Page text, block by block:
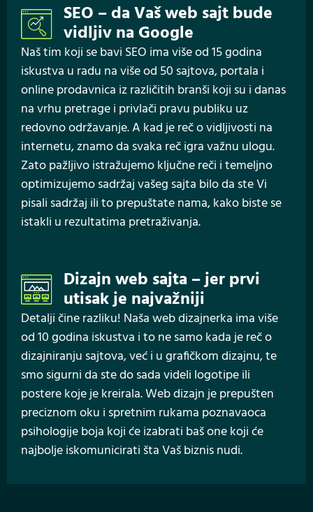
SEO – da Vaš web sajt bude
vidljiv na Google
Naš tim koji se bavi SEO ima više od 15 godina
iskustva u radu na više od 50 sajtova, portala i
online prodavnica iz različitih branši koji su i danas
na vrhu pretrage i privlači pravu publiku uz
redovno održavanje. A kad je reč o vidljivosti na
internetu, znamo da svaka reč igra važnu ulogu.
Zato pažljivo istražujemo ključne reči i temeljno
optimizujemo sadržaj vašeg sajta bilo da ste Vi
pisali sadržaj ili to prepuštate nama, kako biste se
istakli u rezultatima pretraživanja.
Dizajn web sajta – jer prvi
utisak je najvažniji
Detalji čine razliku! Naša web dizajnerka ima više
od 10 godina iskustva i to ne samo kada je reč o
dizajniranju sajtova, već i u grafičkom dizajnu, te
smo sigurni da ste do sada videli logotipe ili
postere koje je kreirala. Web dizajn je prepušten
preciznom oku i spretnim rukama poznavaoca
psihologije boja koji će izabrati baš one koji će
najbolje iskomunicirati šta Vaš biznis nudi.